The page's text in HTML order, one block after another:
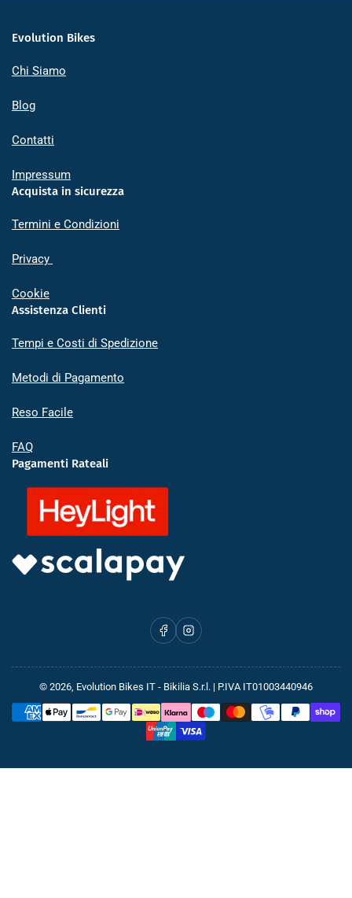
Evolution Bikes
Chi Siamo
Blog
Contatti
Impressum
Acquista in sicurezza
Termini e Condizioni
Privacy
Cookie
Assistenza Clienti
Tempi e Costi di Spedizione
Metodi di Pagamento
Reso Facile
FAQ
Pagamenti Rateali
FacebookInstagram
© 2026, Evolution Bikes IT - Bikilia S.r.l. | P.IVA IT01003440946
Metodi
di
pagamento